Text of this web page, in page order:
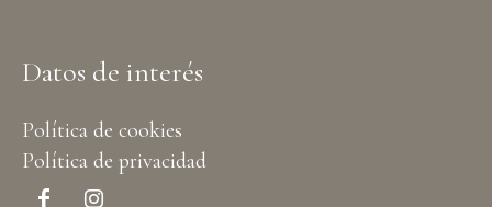
Datos de interés
Política de cookies
Política de privacidad